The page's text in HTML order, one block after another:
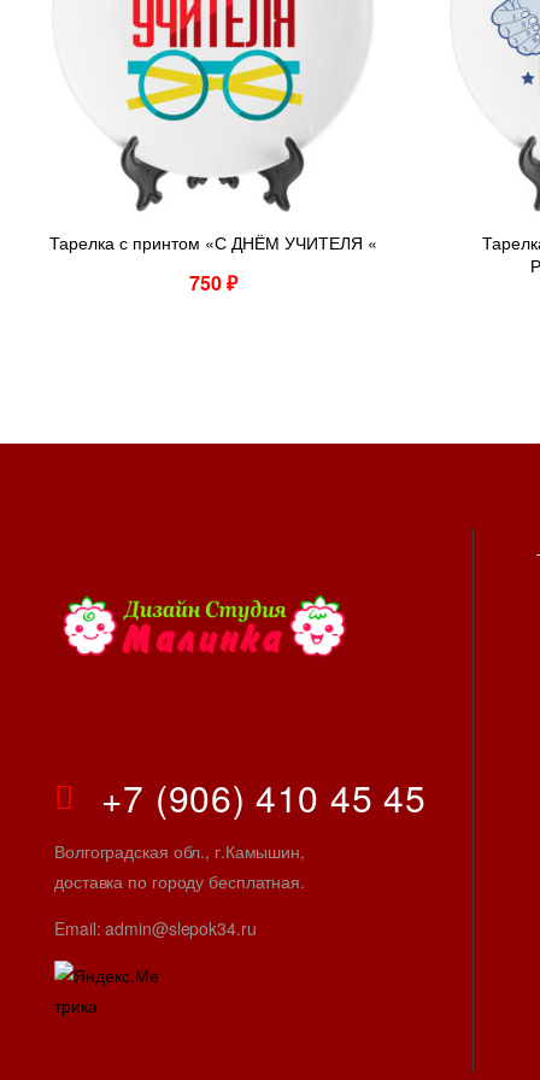
Тарелка с принтом «С ДНЁМ УЧИТЕЛЯ «
750₽
+7 (906) 410 45 45
Волгоградская обл., г.Камышин,
доставка по городу бесплатная.
Email: admin@slepok34.ru